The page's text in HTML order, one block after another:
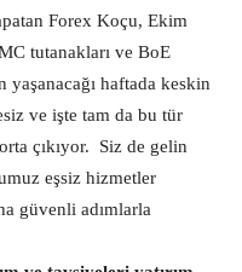
Forex Koçu, Ekim
tutanakları ve BoE
haftada keskin
ve işte tam da bu tür
çıkıyor. Siz de gelin
eşsiz hizmetler
güvenli adımlarla